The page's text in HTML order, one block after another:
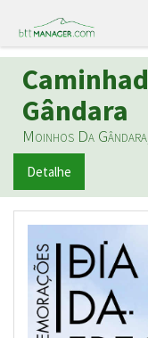
Gândara
Moinhos Da
Detalhe